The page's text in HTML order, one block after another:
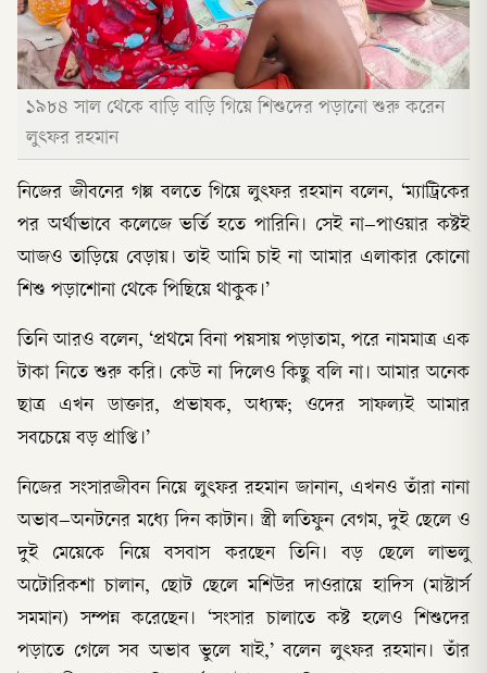
১৯৮৪ সাল থেকে বাড়ি বাড়ি গিয়ে শিশুদের পড়ানো শুরু করেন
লুৎফর রহমান
নিজের জীবনের গল্প বলতে গিয়ে লুৎফর রহমান বলেন, ‘ম্যাট্রিকের
পর অর্থাভাবে কলেজে ভর্তি হতে পারিনি। সেই না–পাওয়ার কষ্টই
আজও তাড়িয়ে বেড়ায়। তাই আমি চাই না আমার এলাকার কোনো
শিশু পড়াশোনা থেকে পিছিয়ে থাকুক।’
তিনি আরও বলেন, ‘প্রথমে বিনা পয়সায় পড়াতাম, পরে নামমাত্র এক
টাকা নিতে শুরু করি। কেউ না দিলেও কিছু বলি না। আমার অনেক
ছাত্র এখন ডাক্তার, প্রভাষক, অধ্যক্ষ; ওদের সাফল্যই আমার
সবচেয়ে বড় প্রাপ্তি।’
নিজের সংসারজীবন নিয়ে লুৎফর রহমান জানান, এখনও তাঁরা নানা
অভাব–অনটনের মধ্যে দিন কাটান। স্ত্রী লতিফুন বেগম, দুই ছেলে ও
দুই মেয়েকে নিয়ে বসবাস করছেন তিনি। বড় ছেলে লাভলু
অটোরিকশা চালান, ছোট ছেলে মশিউর দাওরায়ে হাদিস (মাস্টার্স
সমমান) সম্পন্ন করেছেন। ‘সংসার চালাতে কষ্ট হলেও শিশুদের
পড়াতে গেলে সব অভাব ভুলে যাই,’ বলেন লুৎফর রহমান। তাঁর